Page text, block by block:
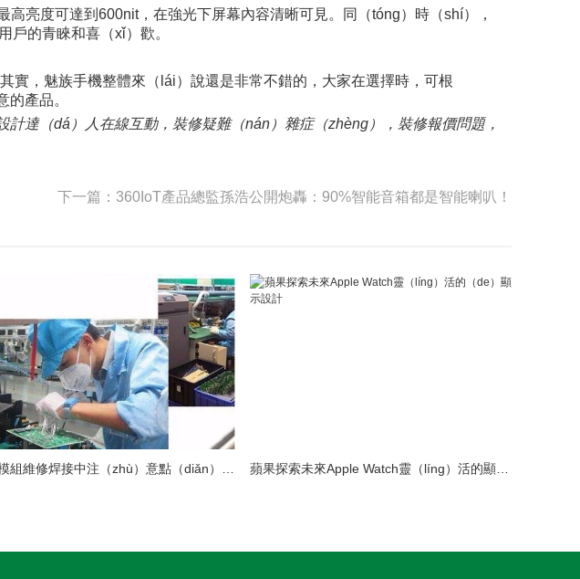
亮度可達到600nit，在強光下屏幕內容清晰可見。同（tóng）時（shí），
戶的青睞和喜（xǐ）歡。
實，魅族手機整體來（lái）說還是非常不錯的，大家在選擇時，可根
產品。
達（dá）人在線互動，裝修疑難（nán）雜症（zhèng），裝修報價問題，
下一篇：360IoT產品總監孫浩公開炮轟：90%智能音箱都是智能喇叭！
LED模組維修焊接中注（zhù）意點（diǎn）（建議（yì）收藏） 蘋果探索未來Apple Watch靈（líng）活的顯示設計